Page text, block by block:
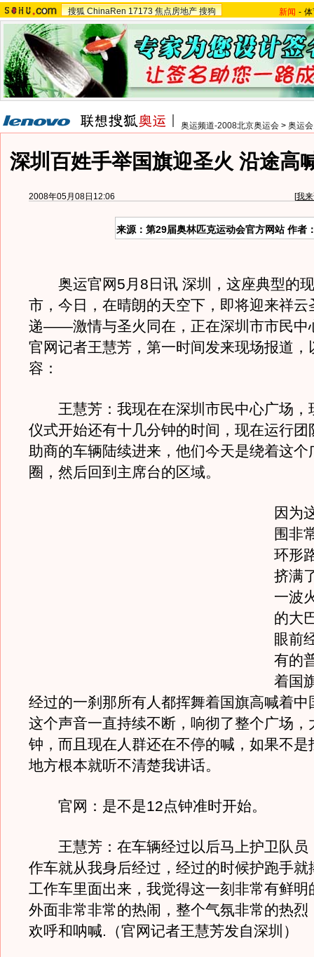
搜狐 ChinaRen 17173 焦点房地产 搜狗 新闻 -
奥运频道-2008北京奥运会 > 奥运
深圳百姓手举国旗迎圣火 沿途高
2008年05月08日12:06 [我
来源：第29届奥林匹克运动会官方网站 作者
奥运官网5月8日讯 深圳，这座典型的
市，今日，在晴朗的天空下，即将迎来祥云
递——激情与圣火同在，正在深圳市市民中
官网记者王慧芳，第一时间发来现场报道，
容：
王慧芳：我现在在深圳市民中心广场，
仪式开始还有十几分钟的时间，现在运行团
助商的车辆陆续进来，他们今天是绕着这个
圈，然后回到主席台的区域。
因为
围非
环形
挤满
一波
的大
眼前
有的
着国
经过的一刹那所有人都挥舞着国旗高喊着中
这个声音一直持续不断，响彻了整个广场，
钟，而且现在人群还在不停的喊，如果不是
地方根本就听不清楚我讲话。
官网：是不是12点钟准时开始。
王慧芳：在车辆经过以后马上护卫队员
作车就从我身后经过，经过的时候护跑手就
工作车里面出来，我觉得这一刻非常有鲜明
外面非常非常的热闹，整个气氛非常的热烈
欢呼和呐喊.（官网记者王慧芳发自深圳）